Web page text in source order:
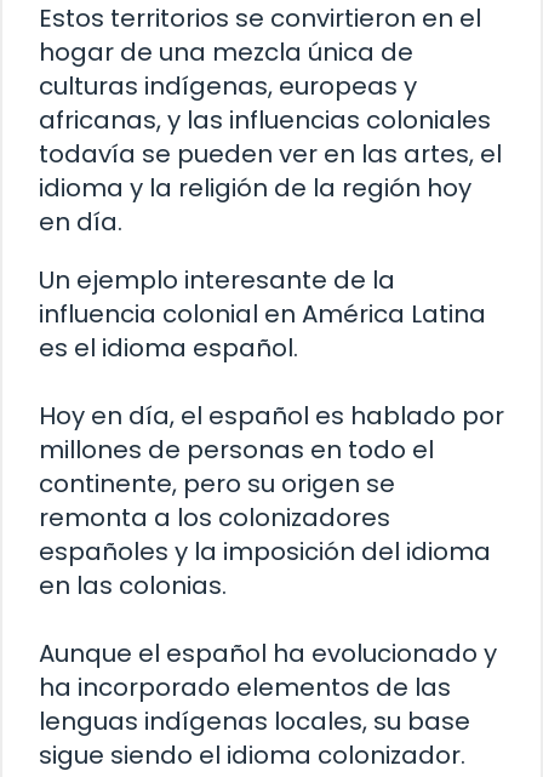
Estos territorios se convirtieron en el
hogar de una mezcla única de
culturas indígenas, europeas y
africanas, y las influencias coloniales
todavía se pueden ver en las artes, el
idioma y la religión de la región hoy
en día.
Un ejemplo interesante de la
influencia colonial en América Latina
es el idioma español.
Hoy en día, el español es hablado por
millones de personas en todo el
continente, pero su origen se
remonta a los colonizadores
españoles y la imposición del idioma
en las colonias.
Aunque el español ha evolucionado y
ha incorporado elementos de las
lenguas indígenas locales, su base
sigue siendo el idioma colonizador.